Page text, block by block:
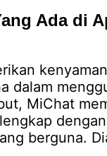
Ada di
dalam
MiChat
berguna.